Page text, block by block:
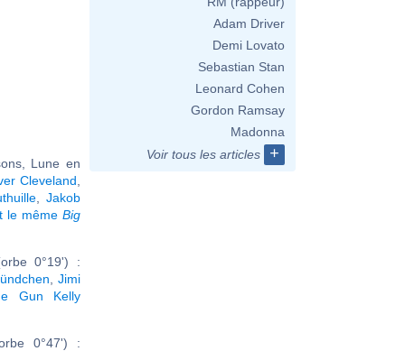
Lune en
Cleveland
Jakob
le mêmeBig
0°19') :
,Jimi
Gun Kelly
0°47') :
Adam Driver
Demi Lovato
Sebastian Stan
Leonard Cohen
Gordon Ramsay
Madonna
Voir tous les articles
+